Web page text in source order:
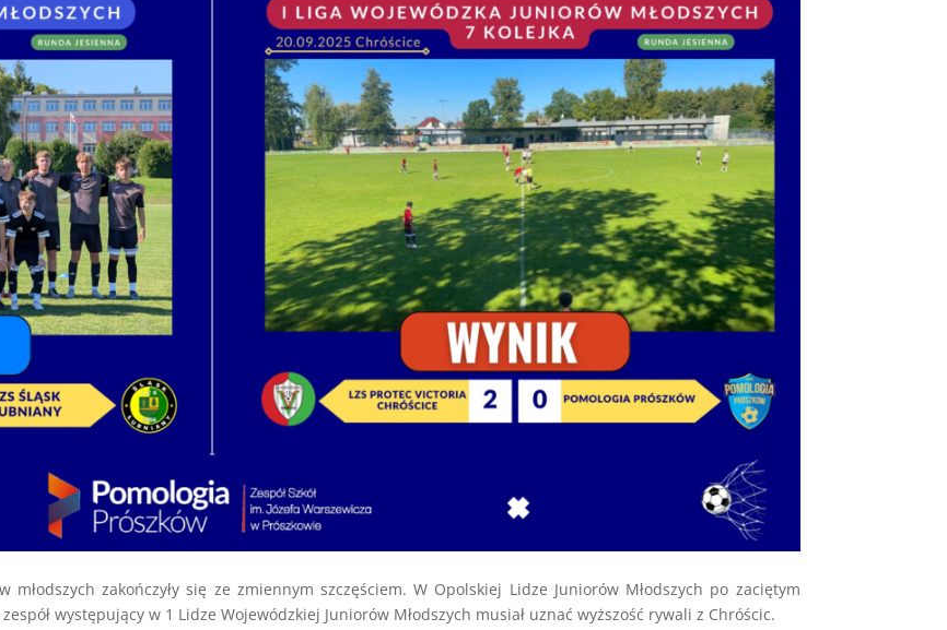
zakończyły się ze zmiennym szczęściem. W Opolskiej Lidze Juniorów Młodszych po zaciętym
występujący w 1 Lidze Wojewódzkiej Juniorów Młodszych musiał uznać wyższość rywali z Chróścic.